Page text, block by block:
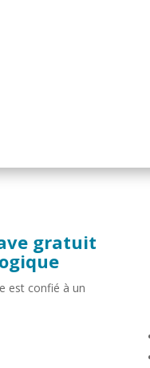
gratuit
est confié à un